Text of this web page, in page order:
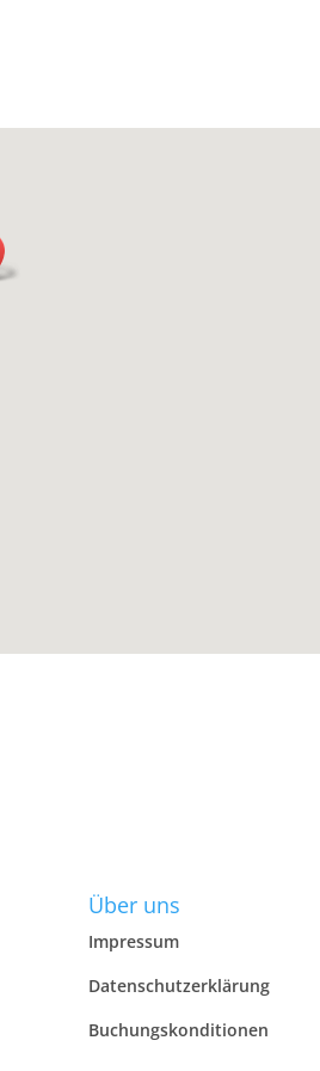
Über uns
Impressum
Datenschutzerklärung
Buchungskonditionen